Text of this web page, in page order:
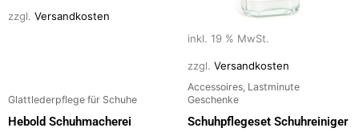
zzgl. Versandkosten
Glattlederpflege für Schuhe
Hebold Schuhmacherei
inkl. 19 % MwSt.
zzgl. Versandkosten
Accessoires, Lastminute
Geschenke
Schuhpflegeset Schuhreiniger